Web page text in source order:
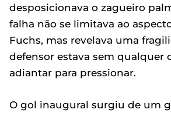
desposicionava o zagueiro
falha não se limitava ao
Fuchs, mas revelava uma
defensor estava sem qualquer
adiantar para pressionar.
O gol inaugural surgiu de um